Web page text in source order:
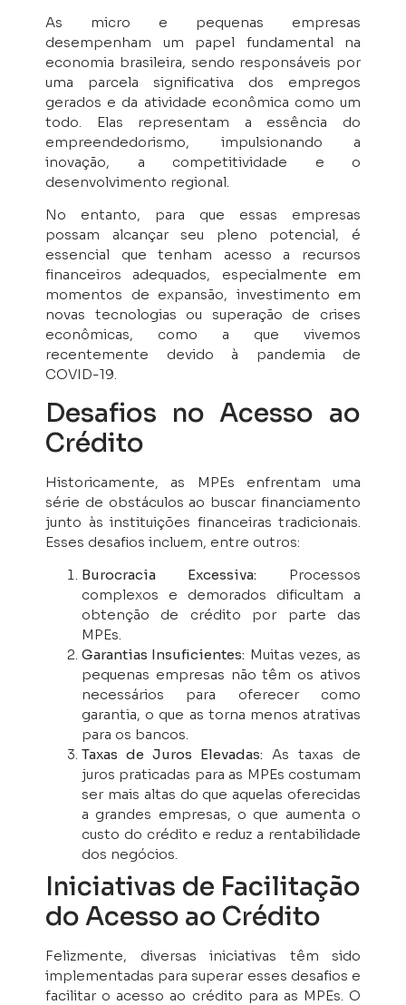
As micro e pequenas empresas
desempenham um papel fundamental na
economia brasileira, sendo responsáveis por
uma parcela significativa dos empregos
gerados e da atividade econômica como um
todo. Elas representam a essência do
empreendedorismo, impulsionando a
inovação, a competitividade e o
desenvolvimento regional.
No entanto, para que essas empresas
possam alcançar seu pleno potencial, é
essencial que tenham acesso a recursos
financeiros adequados, especialmente em
momentos de expansão, investimento em
novas tecnologias ou superação de crises
econômicas, como a que vivemos
recentemente devido à pandemia de
COVID-19.
Desafios no Acesso ao
Crédito
Historicamente, as MPEs enfrentam uma
série de obstáculos ao buscar financiamento
junto às instituições financeiras tradicionais.
Esses desafios incluem, entre outros:
Burocracia Excessiva: Processos
complexos e demorados dificultam a
obtenção de crédito por parte das
MPEs.
Garantias Insuficientes: Muitas vezes, as
pequenas empresas não têm os ativos
necessários para oferecer como
garantia, o que as torna menos atrativas
para os bancos.
Taxas de Juros Elevadas: As taxas de
juros praticadas para as MPEs costumam
ser mais altas do que aquelas oferecidas
a grandes empresas, o que aumenta o
custo do crédito e reduz a rentabilidade
dos negócios.
Iniciativas de Facilitação
do Acesso ao Crédito
Felizmente, diversas iniciativas têm sido
implementadas para superar esses desafios e
facilitar o acesso ao crédito para as MPEs. O